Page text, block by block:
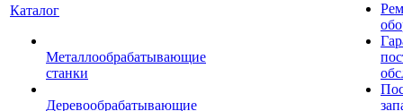
Каталог
Металлообрабатывающие
станки
Деревообрабатывающие